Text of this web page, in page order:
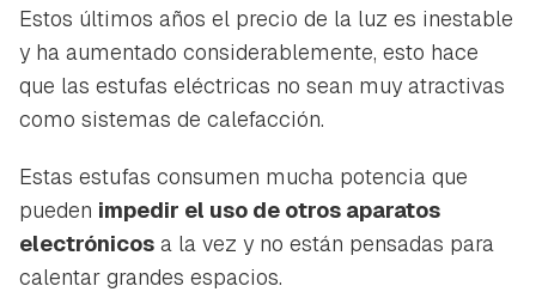
Estos últimos años el precio de la luz es inestable
y ha aumentado considerablemente, esto hace
que las estufas eléctricas no sean muy atractivas
como sistemas de calefacción.
Estas estufas consumen mucha potencia que
pueden impedir el uso de otros aparatos
electrónicos a la vez y no están pensadas para
calentar grandes espacios.